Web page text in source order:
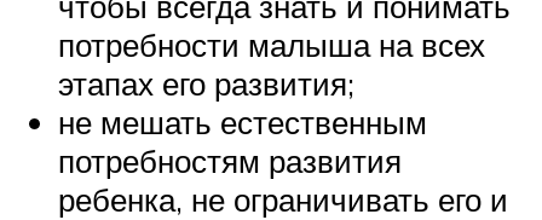
потребности малыша на всех
этапах его развития;
не мешать естественным
потребностям развития
ребенка, не ограничивать его и